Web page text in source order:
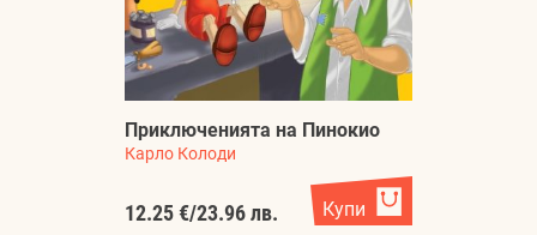
Приключенията на Пинокио
Карло Колоди
12.25 €/23.96 лв. Купи